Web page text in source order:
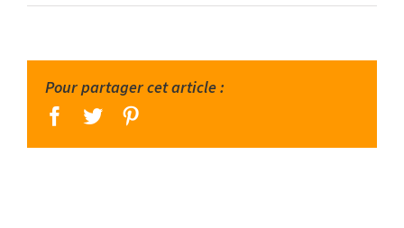
Pour partager cet article :
facebook
twitter